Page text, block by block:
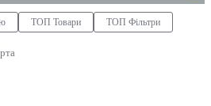
для тортів
ТОП Товари ТОП Фільтри